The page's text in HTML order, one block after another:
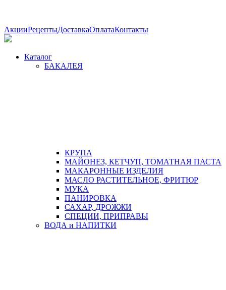
АкцииРецептыДоставкаОплатаКонтакты
Каталог
БАКАЛЕЯ
КРУПА
МАЙОНЕЗ, КЕТЧУП, ТОМАТНАЯ ПАСТА
МАКАРОННЫЕ ИЗДЕЛИЯ
МАСЛО РАСТИТЕЛЬНОЕ, ФРИТЮР
МУКА
ПАНИРОВКА
САХАР, ДРОЖЖИ
СПЕЦИИ, ПРИПРАВЫ
ВОДА и НАПИТКИ